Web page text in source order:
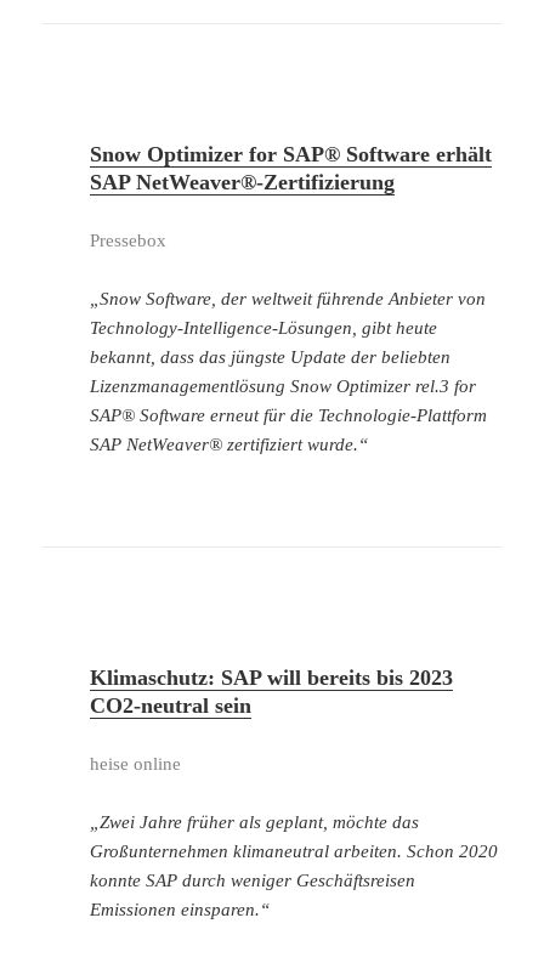
Snow Optimizer for SAP® Software erhält
SAP NetWeaver®-Zertifizierung
Pressebox
„Snow Software, der weltweit führende Anbieter von
Technology-Intelligence-Lösungen, gibt heute
bekannt, dass das jüngste Update der beliebten
Lizenzmanagementlösung Snow Optimizer rel.3 for
SAP® Software erneut für die Technologie-Plattform
SAP NetWeaver® zertifiziert wurde.“
Klimaschutz: SAP will bereits bis 2023
CO2-neutral sein
heise online
„Zwei Jahre früher als geplant, möchte das
Großunternehmen klimaneutral arbeiten. Schon 2020
konnte SAP durch weniger Geschäftsreisen
Emissionen einsparen.“